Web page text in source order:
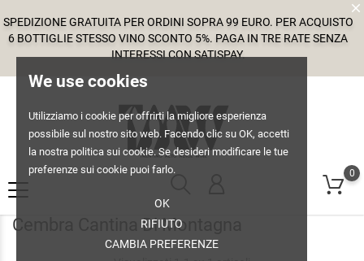
We use cookies
Utilizziamo i cookie per offrirti la migliore esperienza
possibile sul nostro sito web. Facendo clic su OK, accetti
la nostra politica sui cookie. Se desideri modificare le tue
preferenze sui cookie puoi farlo.
OK
RIFIUTO
CAMBIA PREFERENZE
SPEDIZIONE GRATUITA PER ORDINI SOPRA 99 EURO. PER ACQUISTO
6 BOTTIGLIE STESSO VINO SCONTO 5%. PAGA IN TRE RATE SENZA
INTERESSI CON SATISPAY.
0
Cembra Cantina Di Montagna